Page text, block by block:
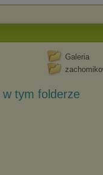
Galeria
tym folderze